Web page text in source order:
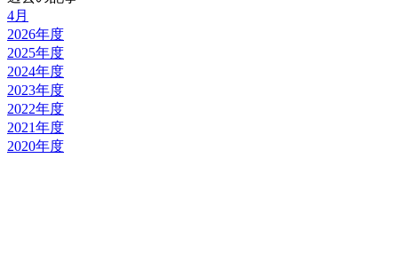
4月
2026年度
2025年度
2024年度
2023年度
2022年度
2021年度
2020年度